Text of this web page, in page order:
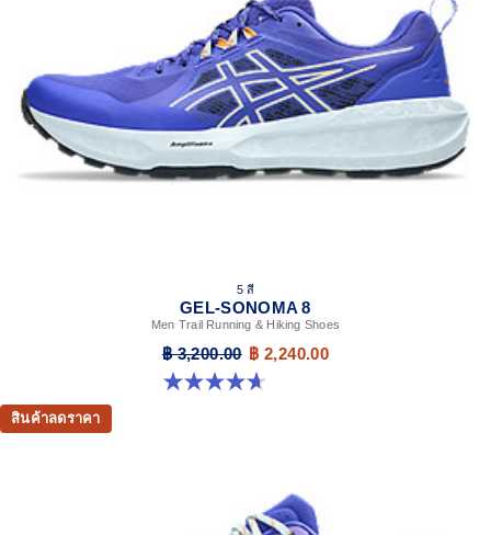
5 สี
GEL-SONOMA 8
Men Trail Running & Hiking Shoes
฿ 3,200.00 ฿ 2,240.00
4.7 จาก 5 ดาว 207 รีวิว
สินค้าลดราคา